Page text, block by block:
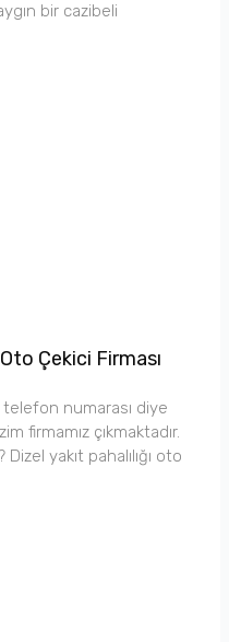
bir cazibeli
Çekici Firması
telefon numarası diye
firmamız çıkmaktadır.
yakıt pahalılığı oto